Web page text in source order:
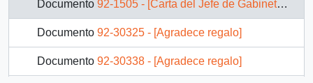
Documento 92-1505 - [Carta del Jefe de Gabinete de la Presidencia a SEREMI de Vivienda VII Región]
Documento 92-30325 - [Agradece regalo]
Documento 92-30338 - [Agradece regalo]